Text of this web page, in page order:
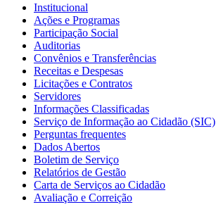
Institucional
Ações e Programas
Participação Social
Auditorias
Convênios e Transferências
Receitas e Despesas
Licitações e Contratos
Servidores
Informações Classificadas
Serviço de Informação ao Cidadão (SIC)
Perguntas frequentes
Dados Abertos
Boletim de Serviço
Relatórios de Gestão
Carta de Serviços ao Cidadão
Avaliação e Correição